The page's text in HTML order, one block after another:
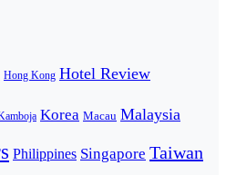
Hong Kong Hotel Review
Korea Macau Malaysia
Philippines Singapore Taiwan